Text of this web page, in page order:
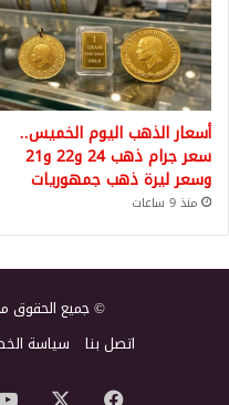
أسعار الذهب اليوم الخميس..
سعر جرام ذهب 24 و22 و21
وسعر ليرة ذهب جمهوريات
منذ 9 ساعات
© جميع الحقوق
اتصل بنا
سياسة